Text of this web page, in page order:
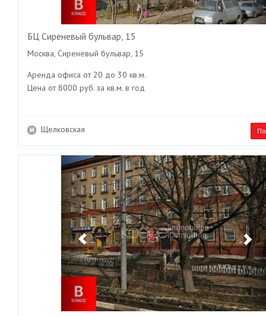
БЦ Сиреневый бульвар, 15
Москва, Сиреневый бульвар, 15
Аренда офиса от 20 до 30 кв.м.
Цена от 8000 руб. за кв.м. в год
Щелковская
Previous